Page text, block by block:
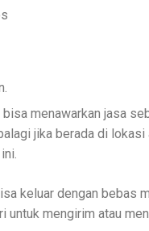
bisa menawarkan jasa
jika berada di
keluar dengan bebas
untuk mengirim atau